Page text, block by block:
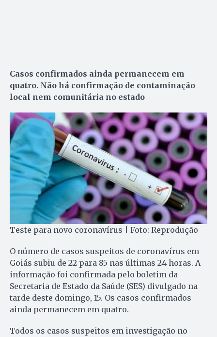
Casos confirmados ainda permanecem em
quatro. Não há confirmação de contaminação
local nem comunitária no estado
Teste para novo coronavírus | Foto: Reprodução
O número de casos suspeitos de coronavírus em
Goiás subiu de 22 para 85 nas últimas 24 horas. A
informação foi confirmada pelo boletim da
Secretaria de Estado da Saúde (SES) divulgado na
tarde deste domingo, 15. Os casos confirmados
ainda permanecem em quatro.
Todos os casos suspeitos em investigação no